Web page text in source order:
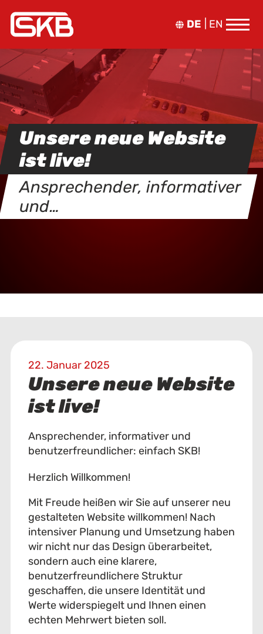
DE EN
Unsere neue Website
ist live!
Ansprechender, informativer
und…
22. Januar 2025
Unsere neue Website
ist live!
Ansprechender, informativer und
benutzerfreundlicher: einfach SKB!
Herzlich Willkommen!
Mit Freude heißen wir Sie auf unserer neu
gestalteten Website willkommen! Nach
intensiver Planung und Umsetzung haben
wir nicht nur das Design überarbeitet,
sondern auch eine klarere,
benutzerfreundlichere Struktur
geschaffen, die unsere Identität und
Werte widerspiegelt und Ihnen einen
echten Mehrwert bieten soll.